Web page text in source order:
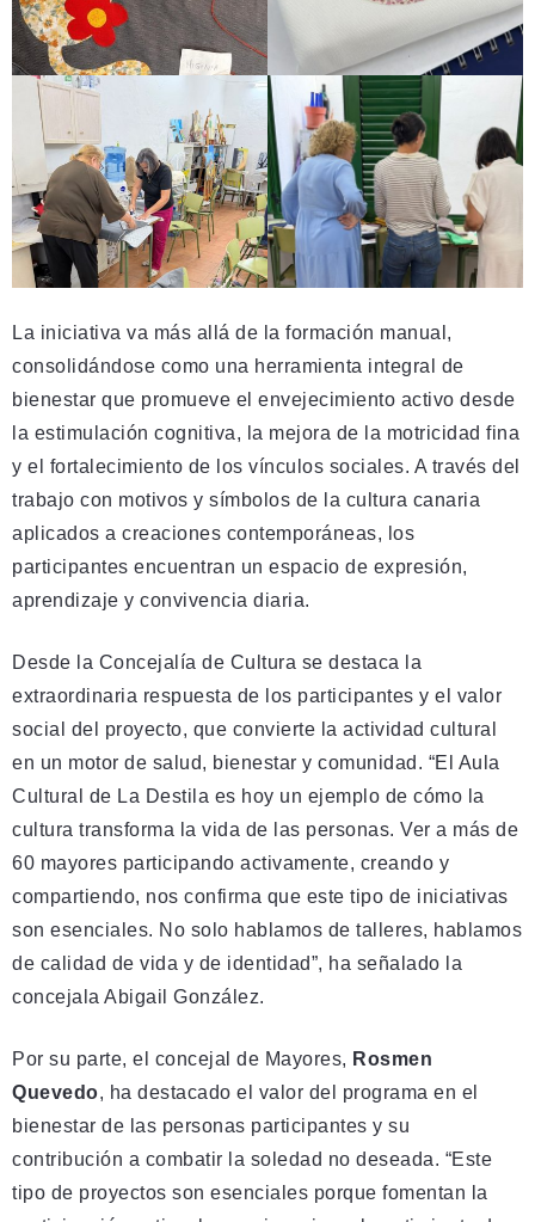
La iniciativa va más allá de la formación manual,
consolidándose como una herramienta integral de
bienestar que promueve el envejecimiento activo desde
la estimulación cognitiva, la mejora de la motricidad fina
y el fortalecimiento de los vínculos sociales. A través del
trabajo con motivos y símbolos de la cultura canaria
aplicados a creaciones contemporáneas, los
participantes encuentran un espacio de expresión,
aprendizaje y convivencia diaria.
Desde la Concejalía de Cultura se destaca la
extraordinaria respuesta de los participantes y el valor
social del proyecto, que convierte la actividad cultural
en un motor de salud, bienestar y comunidad. “El Aula
Cultural de La Destila es hoy un ejemplo de cómo la
cultura transforma la vida de las personas. Ver a más de
60 mayores participando activamente, creando y
compartiendo, nos confirma que este tipo de iniciativas
son esenciales. No solo hablamos de talleres, hablamos
de calidad de vida y de identidad”, ha señalado la
concejala Abigail González.
Por su parte, el concejal de Mayores, Rosmen
Quevedo, ha destacado el valor del programa en el
bienestar de las personas participantes y su
contribución a combatir la soledad no deseada. “Este
tipo de proyectos son esenciales porque fomentan la